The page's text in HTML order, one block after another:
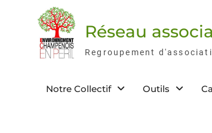
Réseau
Regroupement
Notre Collectif Outils